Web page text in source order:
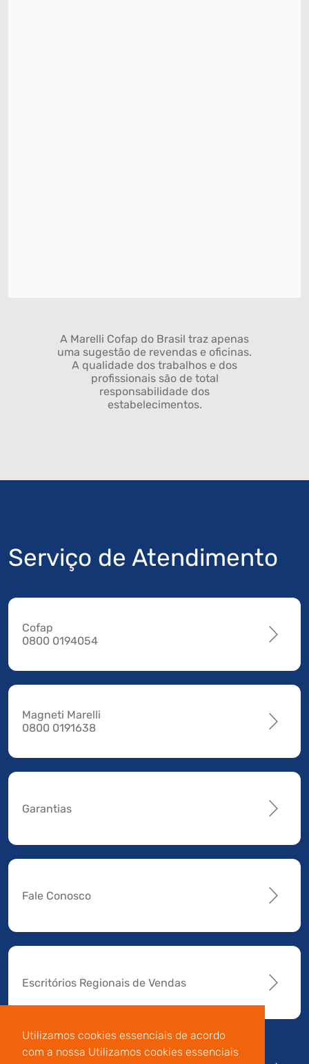
Utilizamos cookies essenciais de acordo
com a nossa Utilizamos cookies essenciais
A Marelli Cofap do Brasil traz apenas
uma sugestão de revendas e oficinas.
A qualidade dos trabalhos e dos
profissionais são de total
responsabilidade dos
estabelecimentos.
Serviço de Atendimento
Cofap
0800 0194054
Magneti Marelli
0800 0191638
Garantias
Fale Conosco
Escritórios Regionais de Vendas